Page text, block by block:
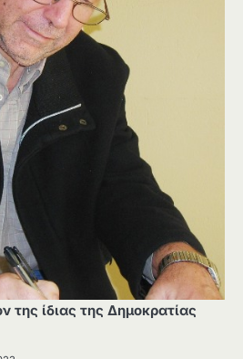
της ίδιας της Δημοκρατίας